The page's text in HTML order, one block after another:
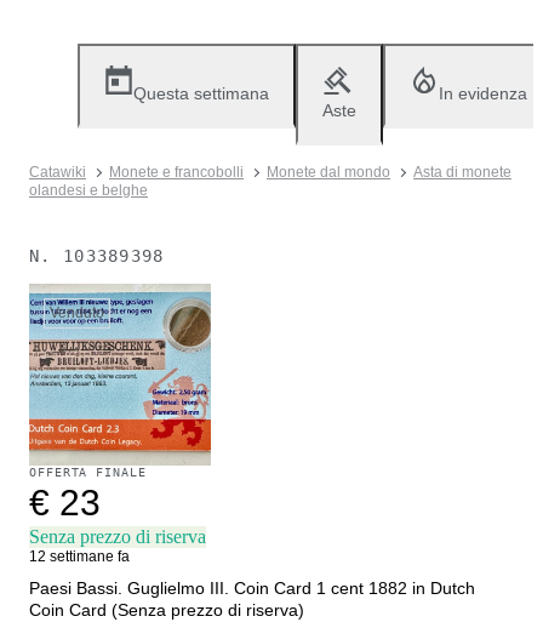
Questa settimana
Aste
In evidenza
Catawiki Monete e francobolli Monete dal mondo
Asta di monete
olandesi e belghe
N. 103389398
Venduto
OFFERTA FINALE
€ 23
Senza prezzo di riserva
12 settimane fa
Paesi Bassi. Guglielmo III. Coin Card 1 cent 1882 in Dutch
Coin Card (Senza prezzo di riserva)